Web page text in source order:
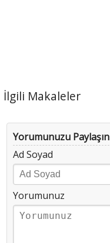
İlgili Makaleler
Yorumunuzu Paylaşın
Ad Soyad
Yorumunuz